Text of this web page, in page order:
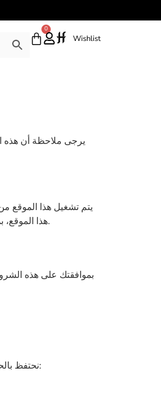
0
Wishlist
يرجى ملاحظة أن هذه
يتم تشغيل هذا الموقع
هذا الموقع، بما في ذلك جميع المعلومات والأدوات والخدمات المتاحة منه لك، المستخدم، بشرط قبولك لجميع الشروط والأحكام والسياسات والإشعارات الواردة هنا.
نحتفظ بالحق في رفض الخدمة لأي شخص لأي سبب في أي وقت. يجب أن تفهم أن محتواك (باستثناء معلومات بطاقة الائتمان) قد يتم نقله غير مشفر وقد يتضمن: